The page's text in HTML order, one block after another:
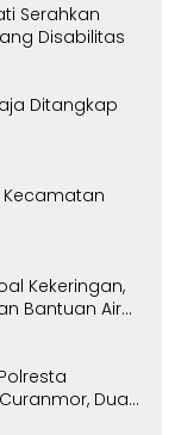
Serahkan
Disabilitas
Ditangkap
Kecamatan
Kekeringan,
Bantuan Air
Dua